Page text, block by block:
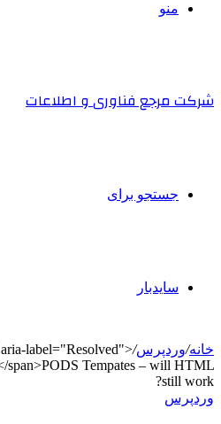
منو
شرکت مرجع فناوری و اطلاعات
جستجو برای
سایدبار
خانه/وردپرس/
aria-label="Resolved"
span>PODS Tempates – will HTML
still work?
وردپرس